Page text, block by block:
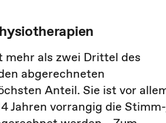
als zwei Drittel des
abgerechneten
Anteil. Sie ist vor
Jahren vorrangig die